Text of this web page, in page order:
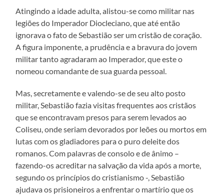
Atingindo a idade adulta, alistou-se como militar nas
legiões do Imperador Diocleciano, que até então
ignorava o fato de Sebastião ser um cristão de coração.
A figura imponente, a prudência e a bravura do jovem
militar tanto agradaram ao Imperador, que este o
nomeou comandante de sua guarda pessoal.
Mas, secretamente e valendo-se de seu alto posto
militar, Sebastião fazia visitas frequentes aos cristãos
que se encontravam presos para serem levados ao
Coliseu, onde seriam devorados por leões ou mortos em
lutas com os gladiadores para o puro deleite dos
romanos. Com palavras de consolo e de ânimo –
fazendo-os acreditar na salvação da vida após a morte,
segundo os princípios do cristianismo -, Sebastião
ajudava os prisioneiros a enfrentar o martírio que os